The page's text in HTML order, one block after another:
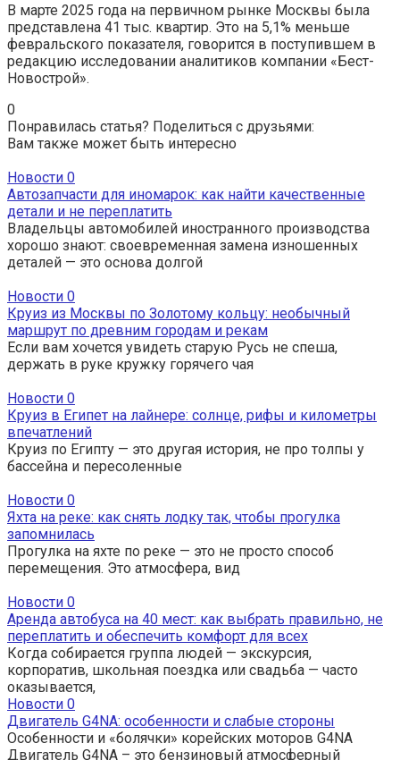
В марте 2025 года на первичном рынке Москвы была
представлена 41 тыс. квартир. Это на 5,1% меньше
февральского показателя, говорится в поступившем в
редакцию исследовании аналитиков компании «Бест-
Новострой».
0
Понравилась статья? Поделиться с друзьями:
Вам также может быть интересно
Новости 0
Автозапчасти для иномарок: как найти качественные
детали и не переплатить
Владельцы автомобилей иностранного производства
хорошо знают: своевременная замена изношенных
деталей — это основа долгой
Новости 0
Круиз из Москвы по Золотому кольцу: необычный
маршрут по древним городам и рекам
Если вам хочется увидеть старую Русь не спеша,
держать в руке кружку горячего чая
Новости 0
Круиз в Египет на лайнере: солнце, рифы и километры
впечатлений
Круиз по Египту — это другая история, не про толпы у
бассейна и пересоленные
Новости 0
Яхта на реке: как снять лодку так, чтобы прогулка
запомнилась
Прогулка на яхте по реке — это не просто способ
перемещения. Это атмосфера, вид
Новости 0
Аренда автобуса на 40 мест: как выбрать правильно, не
переплатить и обеспечить комфорт для всех
Когда собирается группа людей — экскурсия,
корпоратив, школьная поездка или свадьба — часто
оказывается,
Новости 0
Двигатель G4NA: особенности и слабые стороны
Особенности и «болячки» корейских моторов G4NA
Двигатель G4NA – это бензиновый атмосферный